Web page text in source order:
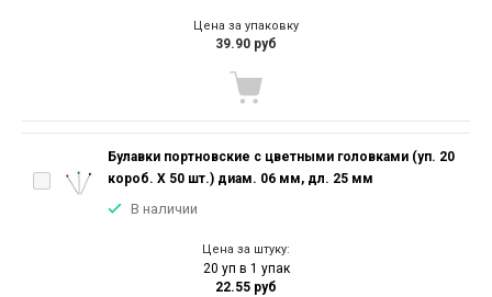
Цена за упаковку
39.90 руб
Булавки портновские с цветными головками (уп. 20
короб. Х 50 шт.) диам. 06 мм, дл. 25 мм
В наличии
Цена за штуку:
20 уп в 1 упак
22.55 руб